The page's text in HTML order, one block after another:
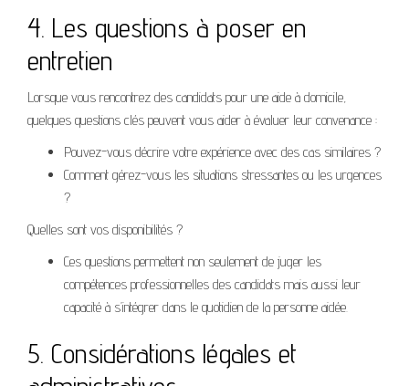
4. Les questions à poser en
entretien
Lorsque vous rencontrez des candidats pour une aide à domicile,
quelques questions clés peuvent vous aider à évaluer leur convenance :
Pouvez-vous décrire votre expérience avec des cas similaires ?
Comment gérez-vous les situations stressantes ou les urgences
?
Quelles sont vos disponibilités ?
Ces questions permettent non seulement de juger les
compétences professionnelles des candidats mais aussi leur
capacité à s’intégrer dans le quotidien de la personne aidée.
5. Considérations légales et